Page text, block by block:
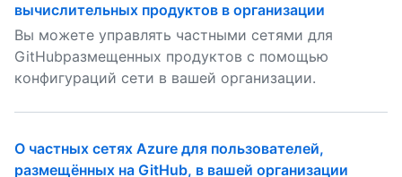
вычислительных продуктов в организации
Вы можете управлять частными сетями для
GitHubразмещенных продуктов с помощью
конфигураций сети в вашей организации.
О частных сетях Azure для пользователей,
размещённых на GitHub, в вашей организации